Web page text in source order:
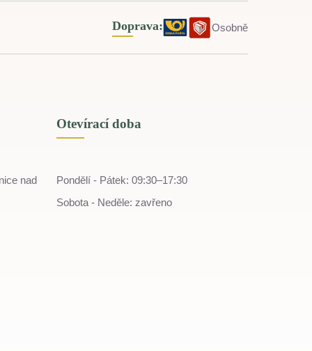
Doprava: Osobně
nad
Otevírací doba
Pondělí - Pátek: 09:30–17:30
Sobota - Neděle: zavřeno